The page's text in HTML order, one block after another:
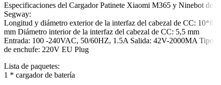
Especificaciones del Cargador Patinete Xiaomi M365 y Ninebot de
Segway:
Longitud y diámetro exterior de la interfaz del cabezal de CC: 10*8
mm Diámetro interior de la interfaz del cabezal de CC: 5,5 mm
Entrada: 100 -240VAC, 50/60HZ, 1.5A Salida: 42V-2000MA Tipo
de enchufe: 220V EU Plug
Lista de paquetes:
1 * cargador de batería